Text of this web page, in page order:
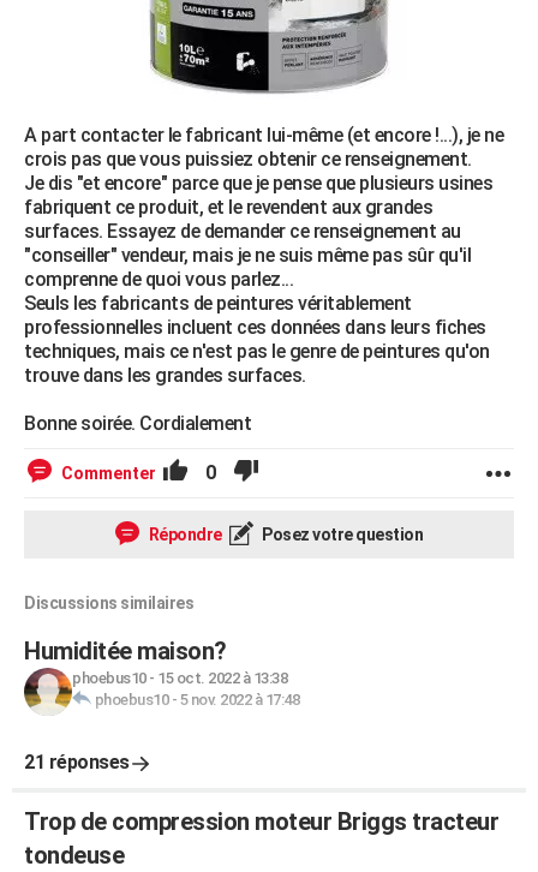
A part contacter le fabricant lui-même (et encore !...), je ne
crois pas que vous puissiez obtenir ce renseignement.
Je dis "et encore" parce que je pense que plusieurs usines
fabriquent ce produit, et le revendent aux grandes
surfaces. Essayez de demander ce renseignement au
"conseiller" vendeur, mais je ne suis même pas sûr qu'il
comprenne de quoi vous parlez...
Seuls les fabricants de peintures véritablement
professionnelles incluent ces données dans leurs fiches
techniques, mais ce n'est pas le genre de peintures qu'on
trouve dans les grandes surfaces.
Bonne soirée. Cordialement
Commenter 0
Répondre Posez votre question
Discussions similaires
Humiditée maison?
phoebus10- 15 oct. 2022 à 13:38
phoebus10- 5 nov. 2022 à 17:48
21 réponses
Trop de compression moteur Briggs tracteur
tondeuse